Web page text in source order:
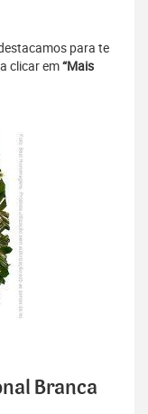
para te
clicar em“Mais
Branca